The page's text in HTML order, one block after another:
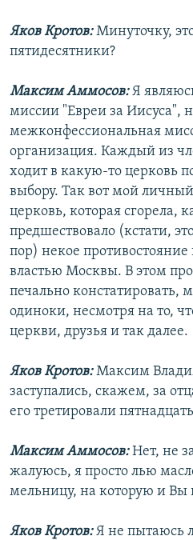
Яков Кротов:Минуточку,
пятидесятники?
Максим Аммосов:Я
миссии "Евреи за Иисуса",
межконфессиональная
организация. Каждый из
ходит в какую-то церковь
выбору. Так вот мой
церковь, которая сгорела,
предшествовало (кстати,
пор) некое
властью Москвы. В этом
печально констатировать,
одиноки, несмотря на то,
церкви, друзья и так далее.
Яков Кротов:Максим
заступались, скажем, за
его третировали
Максим Аммосов:Нет, не
жалуюсь, я просто лью
мельницу, на которую и Вы
Яков Кротов:Я не пытаюсь